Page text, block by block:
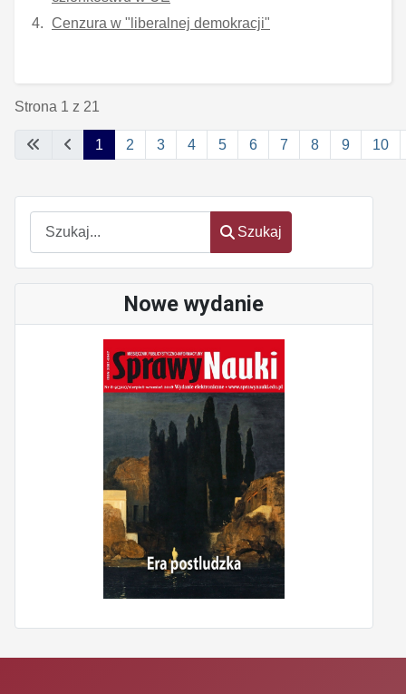
Szukaj
Szukaj
Nowe wydanie
Cenzura w "liberalnej demokracji"
Strona 1 z 21
1 2 3 4 5 6 7 8 9 10